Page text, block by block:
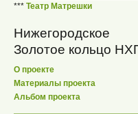
*** Театр Матрешки
Нижегородское
Золотое кольцо
О проекте
Материалы проекта
Альбом проекта